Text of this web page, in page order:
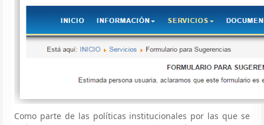
Como parte de las políticas institucionales por las que se